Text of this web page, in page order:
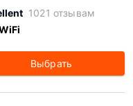
1021 отзывам
Выбрать